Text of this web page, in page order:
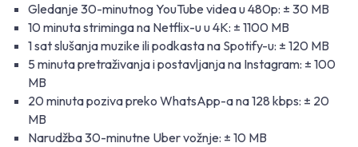
Gledanje 30-minutnog YouTube videa u 480p: ± 30 MB
10 minuta striminga na Netflix-u u 4K: ± 1100 MB
1 sat slušanja muzike ili podkasta na Spotify-u: ± 120 MB
5 minuta pretraživanja i postavljanja na Instagram: ± 100
MB
20 minuta poziva preko WhatsApp-a na 128 kbps: ± 20
MB
Narudžba 30-minutne Uber vožnje: ± 10 MB